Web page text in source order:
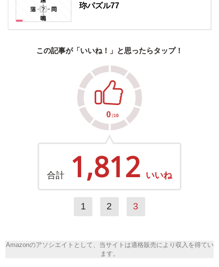
珎パズル77
この記事が「いいね！」と思ったらタップ！
合計 1,812 いいね
1 2 3
Amazonのアソシエイトとして、当サイトは適格販売により収入を得てい
ます。